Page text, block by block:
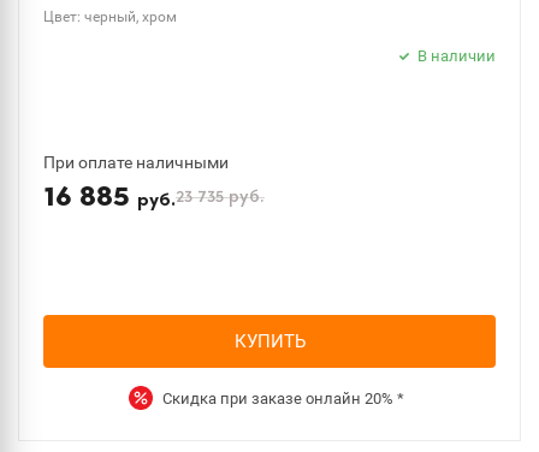
Цвет: черный, хром
В наличии
При оплате наличными
16 885 руб.23 735руб.
КУПИТЬ
Скидка при заказе онлайн 20% *